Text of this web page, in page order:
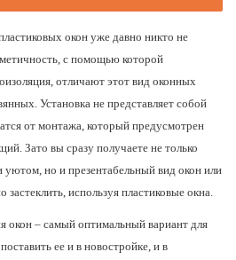
окон уже давно никто не
с помощью которой
отличают этот вид оконных
Установка не представляет собой
от монтажа, который предусмотрен
Зато вы сразу получаете не только
но и презентабельный вид окон или
используя пластиковые окна.
окон – самый оптимальный вариант для
ее и в новостройке, и в